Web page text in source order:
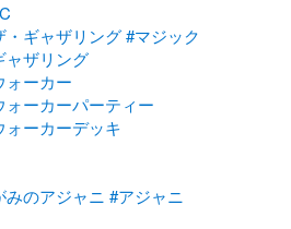
・ギャザリング #マジック
ャザリング
ォーカー
ォーカーパーティー
ォーカーデッキ
みのアジャニ #アジャニ